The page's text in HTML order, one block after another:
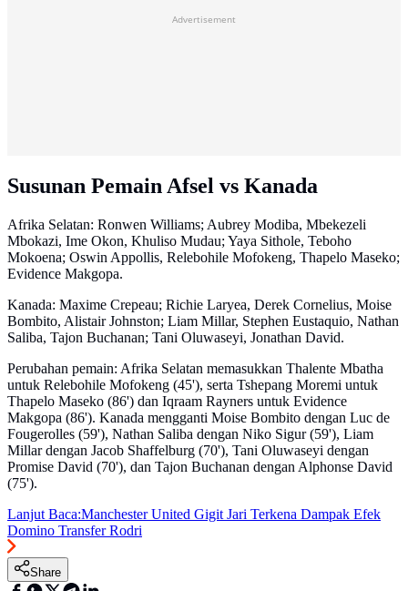
Advertisement
Susunan Pemain Afsel vs Kanada
Afrika Selatan: Ronwen Williams; Aubrey Modiba, Mbekezeli
Mbokazi, Ime Okon, Khuliso Mudau; Yaya Sithole, Teboho
Mokoena; Oswin Appollis, Relebohile Mofokeng, Thapelo Maseko;
Evidence Makgopa.
Kanada: Maxime Crepeau; Richie Laryea, Derek Cornelius, Moise
Bombito, Alistair Johnston; Liam Millar, Stephen Eustaquio, Nathan
Saliba, Tajon Buchanan; Tani Oluwaseyi, Jonathan David.
Perubahan pemain: Afrika Selatan memasukkan Thalente Mbatha
untuk Relebohile Mofokeng (45'), serta Tshepang Moremi untuk
Thapelo Maseko (86') dan Iqraam Rayners untuk Evidence
Makgopa (86'). Kanada mengganti Moise Bombito dengan Luc de
Fougerolles (59'), Nathan Saliba dengan Niko Sigur (59'), Liam
Millar dengan Jacob Shaffelburg (70'), Tani Oluwaseyi dengan
Promise David (70'), dan Tajon Buchanan dengan Alphonse David
(75').
Lanjut Baca:Manchester United Gigit Jari Terkena Dampak Efek
Domino Transfer Rodri
Share